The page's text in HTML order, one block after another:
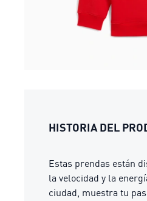
HISTORIA DEL
Estas prendas están
la velocidad y la
ciudad, muestra tu